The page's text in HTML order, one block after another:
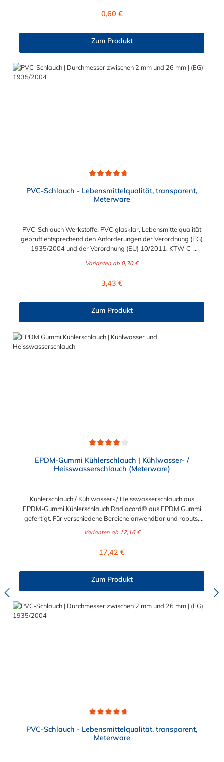
Mineralwasser, Süßmost und alkoholische Getränke bis 15
fetthaltige Produkte!). Die durchfließenden Lebensmittel sollten
Schlauch vor dem Ersteinsatz unbedingt sorgfältig zu reinigen
Regulärer Preis:
0,60 €
Zum Produkt
PVC-Schlauch - Lebensmittelqualität, transparent,
Meterware
PVC-Schlauch Werkstoffe: PVC glasklar, Lebensmittelqualität
geprüft entsprechend den Anforderungen der Verordnung (EG)
1935/2004 und der Verordnung (EU) 10/2011, KTW-C-
Druckloses Durchleiten von Flüssigkeiten und Gasen wie
Mineralwasser, Süßmost und alkoholische Getränke bis 15
fetthaltige Produkte!). Die durchfließenden Lebensmittel sollten
+40°C nicht überschreiten. Eine Geschmacksprobe ist ratsam.
Bei der Durchleitung von Lebensmitteln und Trinkwasser ist der
Schlauch vor dem Ersteinsatz unbedingt sorgfältig zu reinigen
Varianten ab 0,30 €
Regulärer Preis:
3,43 €
Zum Produkt
EPDM-Gummi Kühlerschlauch | Kühlwasser- /
Heisswasserschlauch (Meterware)
Kühlerschlauch / Kühlwasser- / Heisswasserschlauch aus
EPDM-Gummi Kühlerschlauch Radiacord® aus EPDM Gummi
gefertigt. Für verschiedene Bereiche anwendbar und robuts,
Radiatorschlauch. Der Kühlerschlauch ist Meterware und somit
und Korrosionsschutzmittel. Werkstoffe des
schwarz, glatt, ab DN 28 stoffgemustert, hitze-, alterungs- und
witterungsbeständig in Anlehnung an DIN
73411Temperaturbereich:-40°C bis +125°C (Innen-Ø > 50mm:
-40°C bis +100°C), kurzzeitig bis +140°CBetriebsdruck:6 bar,
Berstdruck: 18 bar (Innen-Ø > 50 mm: 3 bar, Berstdruck: 9 bar)
Varianten ab12,16 €
Regulärer Preis:
17,42 €
Zum Produkt
PVC-Schlauch - Lebensmittelqualität, transparent,
Meterware